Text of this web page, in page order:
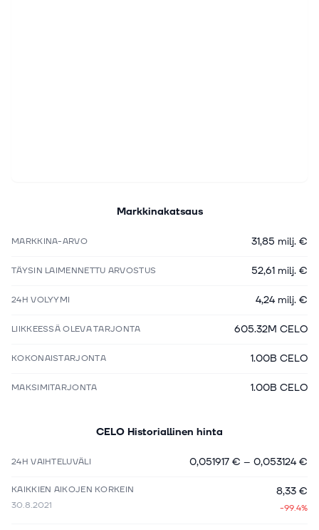
Markkinakatsaus
MARKKINA-ARVO 31,85 milj. €
TÄYSIN LAIMENNETTU ARVOSTUS 52,61 milj. €
24H VOLYYMI 4,24 milj. €
LIIKKEESSÄ OLEVA TARJONTA 605.32M CELO
KOKONAISTARJONTA 1.00B CELO
MAKSIMITARJONTA 1.00B CELO
CELO Historiallinen hinta
24H VAIHTELUVÄLI 0,051917 € – 0,053124 €
KAIKKIEN AIKOJEN KORKEIN
30.8.2021
8,33 €
-99.4%